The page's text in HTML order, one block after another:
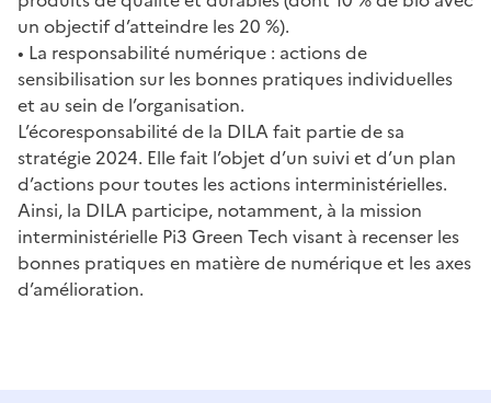
un objectif d’atteindre les 20 %).
• La responsabilité numérique : actions de
sensibilisation sur les bonnes pratiques individuelles
et au sein de l’organisation.
L’écoresponsabilité de la DILA fait partie de sa
stratégie 2024. Elle fait l’objet d’un suivi et d’un plan
d’actions pour toutes les actions interministérielles.
Ainsi, la DILA participe, notamment, à la mission
interministérielle Pi3 Green Tech visant à recenser les
bonnes pratiques en matière de numérique et les axes
d’amélioration.